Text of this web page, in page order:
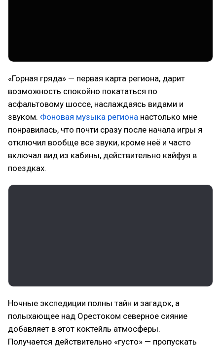
«Горная гряда» — первая карта региона, дарит
возможность спокойно покататься по
асфальтовому шоссе, наслаждаясь видами и
звуком. Фоновая музыка региона настолько мне
понравилась, что почти сразу после начала игры я
отключил вообще все звуки, кроме неё и часто
включал вид из кабины, действительно кайфуя в
поездках.
Ночные экспедиции полны тайн и загадок, а
полыхающее над Орестоком северное сияние
добавляет в этот коктейль атмосферы.
Получается действительно «густо» — пропускать